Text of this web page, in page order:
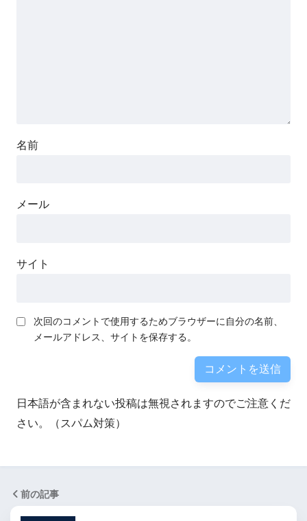
名前
メール
サイト
次回のコメントで使用するためブラウザーに自分の名前、
メールアドレス、サイトを保存する。
日本語が含まれない投稿は無視されますのでご注意くだ
さい。（スパム対策）
前の記事